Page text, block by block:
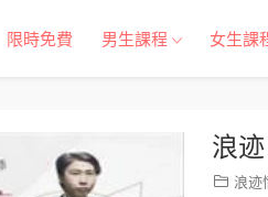
限時免費 男生課程 女生課
浪
浪迹